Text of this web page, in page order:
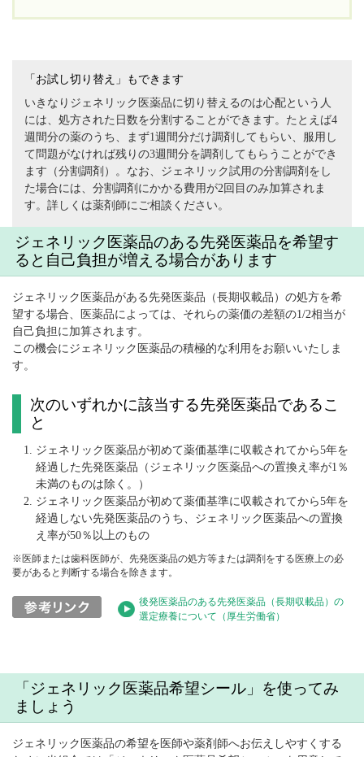
「お試し切り替え」もできます
いきなりジェネリック医薬品に切り替えるのは心配という人
には、処方された日数を分割することができます。たとえば4
週間分の薬のうち、まず1週間分だけ調剤してもらい、服用し
て問題がなければ残りの3週間分を調剤してもらうことができ
ます（分割調剤）。なお、ジェネリック試用の分割調剤をし
た場合には、分割調剤にかかる費用が2回目のみ加算されま
す。詳しくは薬剤師にご相談ください。
ジェネリック医薬品のある先発医薬品を希望す
ると自己負担が増える場合があります
ジェネリック医薬品がある先発医薬品（長期収載品）の処方を希
望する場合、医薬品によっては、それらの薬価の差額の1/2相当が
自己負担に加算されます。
この機会にジェネリック医薬品の積極的な利用をお願いいたしま
す。
次のいずれかに該当する先発医薬品であるこ
と
ジェネリック医薬品が初めて薬価基準に収載されてから5年を
経過した先発医薬品（ジェネリック医薬品への置換え率が1％
未満のものは除く。）
ジェネリック医薬品が初めて薬価基準に収載されてから5年を
経過しない先発医薬品のうち、ジェネリック医薬品への置換
え率が50％以上のもの
※医師または歯科医師が、先発医薬品の処方等または調剤をする医療上の必
要があると判断する場合を除きます。
後発医薬品のある先発医薬品（長期収載品）の
選定療養について（厚生労働省）
「ジェネリック医薬品希望シール」を使ってみ
ましょう
ジェネリック医薬品の希望を医師や薬剤師へお伝えしやすくする